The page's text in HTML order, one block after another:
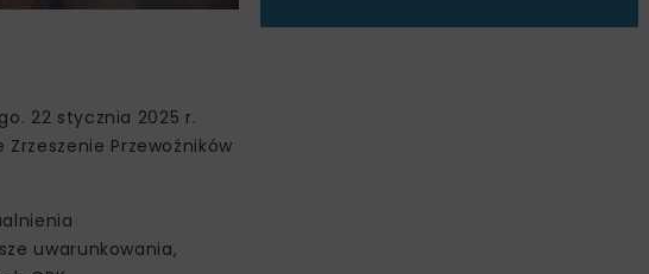
22 stycznia 2025 r.
Przewoźników
uwarunkowania,